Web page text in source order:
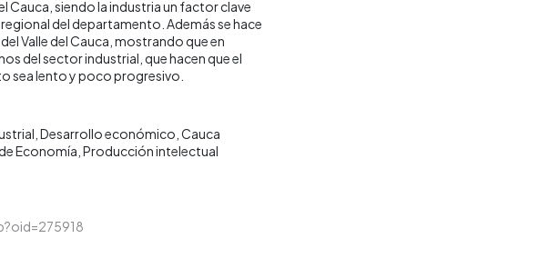
Cauca, siendo la industria un factor clave
del departamento. Además se hace
Valle del Cauca, mostrando que en
del sector industrial, que hacen que el
sea lento y poco progresivo.
Desarrollo económico Cauca
Economía Producción intelectual